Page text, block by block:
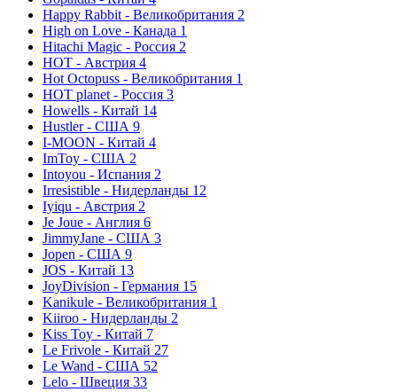
Happy Rabbit - Великобритания 2
High on Love - Канада 1
Hitachi Magic - Россия 2
HOT - Австрия 4
Hot Octopuss - Великобритания 1
HOT planet - Россия 3
Howells - Китай 14
Hustler - США 9
I-MOON - Китай 4
ImToy - США 2
Intoyou - Испания 2
Irresistible - Нидерланды 12
Iyiqu - Австрия 2
Je Joue - Англия 6
JimmyJane - США 3
Jopen - США 9
JOS - Китай 13
JoyDivision - Германия 15
Kanikule - Великобритания 1
Kiiroo - Нидерланды 2
Kiss Toy - Китай 7
Le Frivole - Китай 27
Le Wand - США 52
Lelo - Швеция 33